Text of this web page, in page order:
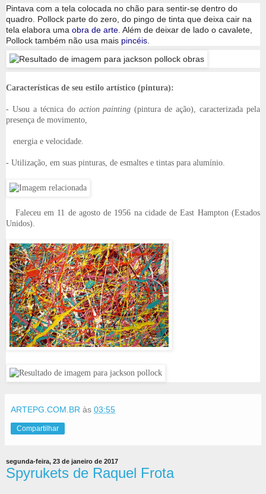
Pintava com a tela colocada no chão para sentir-se dentro do
quadro. Pollock parte do zero, do pingo de tinta que deixa cair na
tela elabora uma obra de arte . Além de deixar de lado o cavalete,
Pollock também não usa mais pincéis
Características de seu estilo artístico (pintura):
- Usou a técnica do action painting (pintura de ação), caracterizada pela
presença de movimento,
energia e velocidade.
- Utilização, em suas pinturas, de esmaltes e tintas para alumínio.
Faleceu em 11 de agosto de 1956 na cidade de East Hampton (Estados
Unidos).
ARTEPG.COM.BR às 03:55
Compartilhar
segunda-feira, 23 de janeiro de 2017
Spyrukets de Raquel Frota